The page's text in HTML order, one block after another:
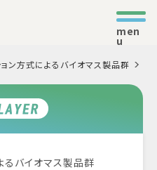
men
u
ン方式によるバイオマス製品群
るバイオマス製品群